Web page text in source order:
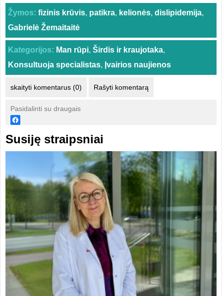
Žymos: fizinis krūvis, patikra, kelionės, dislipidemija,
Gabrielė Žemaitaitė
Kategorijos: Man rūpi, Širdis ir kraujotaka,
Konsultuoja specialistas, Įvairios naujienos
skaityti komentarus (0) Rašyti komentarą
Pasidalinti su draugais
Susiję straipsniai